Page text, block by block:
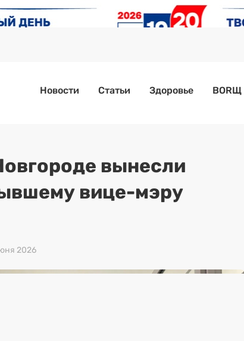
Новости Статьи Здоровье BORЩ
вынесли
вице-мэру
2026